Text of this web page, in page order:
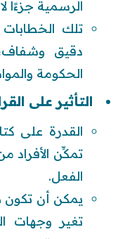
الرسمية جزءًا
تلك
دقيق
الحكومة
التأثير على
القدرة على
تمكِّن الأفراد
الفعل.
يمكن أن تكون
تغير وجهات